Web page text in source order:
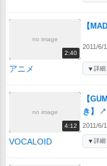
no image
2:40
【
2011/6/
アニメ ▼詳細
no image
4:12
【
き】
↗
2011/6/
VOCALOID ▼詳細